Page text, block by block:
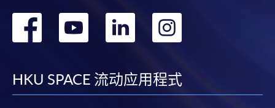
如須甄選入學，則正式收據並不可作為 閣下已獲
取錄的證明。學院將在截止報名日期後儘快通知申
學費。
转
facebook
转
youtube
转
linkedin
转
HKU SPACE 流动应用程式